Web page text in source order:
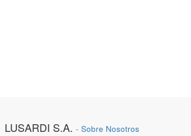
LUSARDI S.A. - Sobre Nosotros